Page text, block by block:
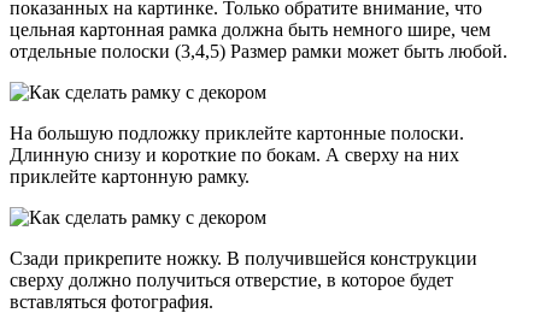
показанных на картинке. Только обратите внимание, что
цельная картонная рамка должна быть немного шире, чем
отдельные полоски (3,4,5) Размер рамки может быть любой.
На большую подложку приклейте картонные полоски.
Длинную снизу и короткие по бокам. А сверху на них
приклейте картонную рамку.
Сзади прикрепите ножку. В получившейся конструкции
сверху должно получиться отверстие, в которое будет
вставляться фотография.